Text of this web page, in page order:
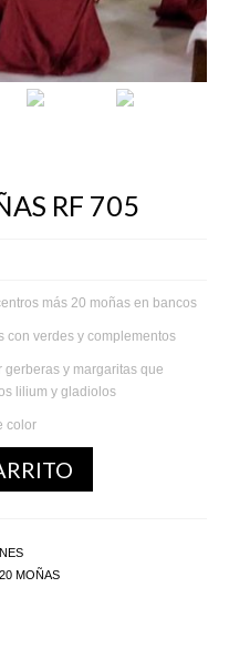
RF 705
más 20 moñas en bancos
con verdes y complementos
y margaritas que
lilium y gladiolos
color
MOÑAS